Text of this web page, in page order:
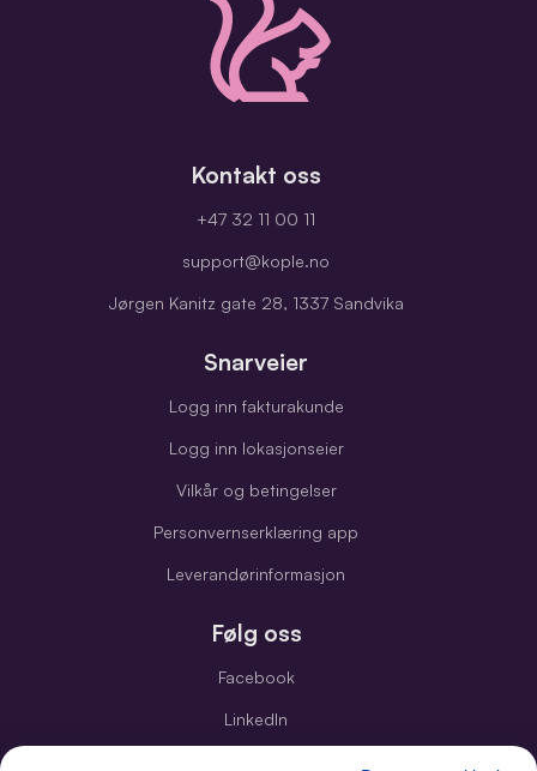
Kontakt oss
+47 32 11 00 11
support@kople.no
Jørgen Kanitz gate 28, 1337 Sandvika
Snarveier
Logg inn fakturakunde
Logg inn lokasjonseier
Vilkår og betingelser
Personvernserklæring app
Leverandørinformasjon
Følg oss
Facebook
LinkedIn